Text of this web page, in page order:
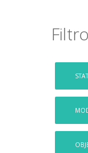
Filtro